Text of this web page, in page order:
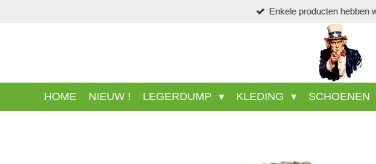
HOME NIEUW ! LEGERDUMP KLEDING SCHOENEN